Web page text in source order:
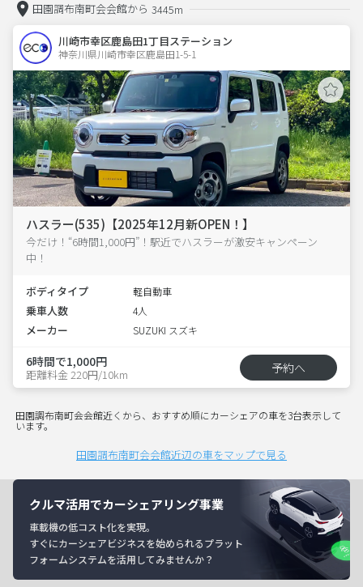
田園調布南町会会館から 3445m
川崎市幸区鹿島田1丁目ステーション
神奈川県川崎市幸区鹿島田1-5-1
ハスラー(535)【2025年12月新OPEN！】
今だけ！“6時間1,000円”！駅近でハスラーが激安キャンペーン
中！
ボディタイプ 軽自動車
乗車人数 4人
メーカー SUZUKI スズキ
6時間で1,000円
距離料金 220円/10km 予約へ
田園調布南町会会館近くから、おすすめ順にカーシェアの車を3台表示して
います。
田園調布南町会会館近辺の車をマップで見る
クルマ活用でカーシェアリング事業
車載機の低コスト化を実現。
すぐにカーシェアビジネスを始められるプラット
フォームシステムを活用してみませんか？